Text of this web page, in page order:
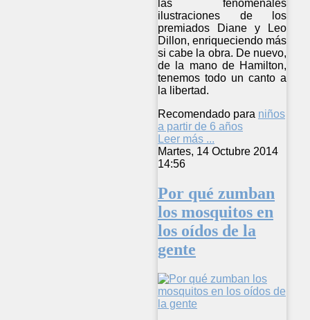
las fenomenales
ilustraciones de los
premiados Diane y Leo
Dillon, enriqueciendo más
si cabe la obra. De nuevo,
de la mano de Hamilton,
tenemos todo un canto a
la libertad.
Recomendado para niños
a partir de 6 años
Leer más ...
Martes, 14 Octubre 2014
14:56
Por qué zumban
los mosquitos en
los oídos de la
gente